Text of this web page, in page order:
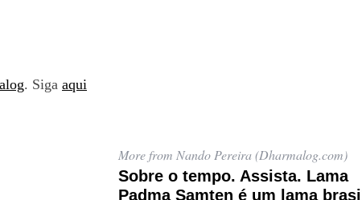
. Siga aqui
More from Nando Pereira (Dharmalog.com)
Sobre o tempo. Assista. Lama
Padma Samten é um lama